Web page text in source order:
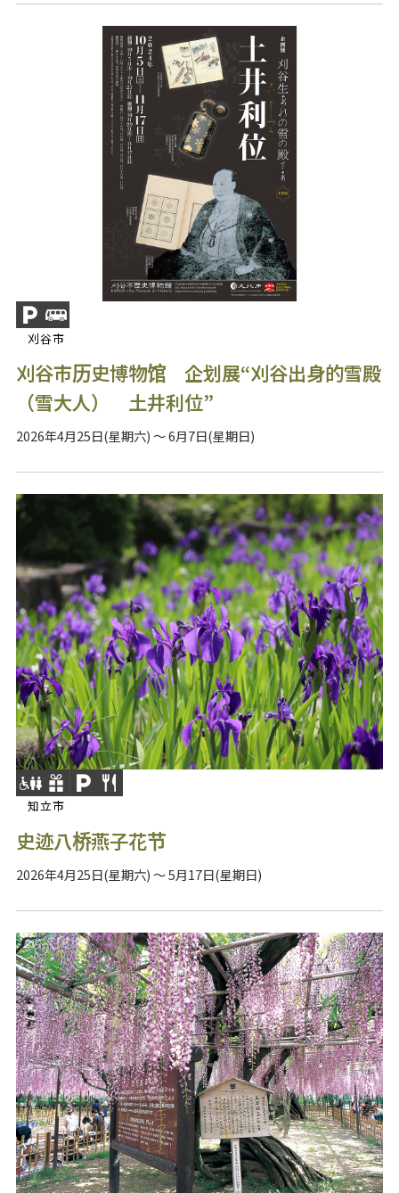
刈谷市
刈谷市历史博物馆 企划展“刈谷出身的雪殿
（雪大人） 土井利位”
2026年4月25日(星期六) ～ 6月7日(星期日)
知立市
史迹八桥燕子花节
2026年4月25日(星期六) ～ 5月17日(星期日)